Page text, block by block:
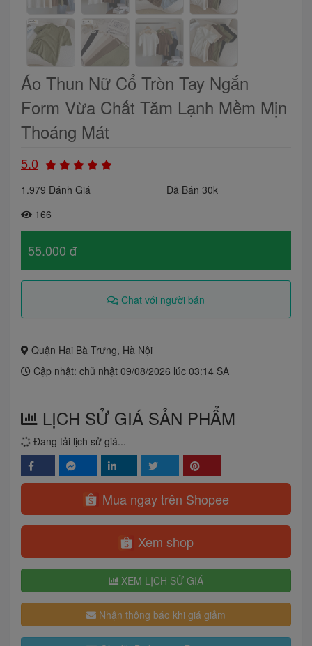
Áo Thun Nữ Cổ Tròn Tay Ngắn
Form Vừa Chất Tăm Lạnh Mềm Mịn
Thoáng Mát
5.0
1.979 Đánh Giá
Đã Bán 30k
166
55.000 đ
Chat với người bán
Quận Hai Bà Trưng, Hà Nội
Cập nhật: chủ nhật 09/08/2026 lúc 03:14 SA
LỊCH SỬ GIÁ SẢN PHẨM
Đang tải lịch sử giá...
Mua ngay trên Shopee
Xem shop
XEM LỊCH SỬ GIÁ
Nhận thông báo khi giá giảm